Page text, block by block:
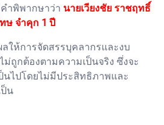
ำพิพากษาว่า นายเวียงชัย ราชฤทธิ์
ษ จำคุก 1 ปี
ให้การจัดสรรบุคลากรและงบ
ถูกต้องตามความเป็นจริง ซึ่งจะ
นไปโดยไม่มีประสิทธิภาพและ
น